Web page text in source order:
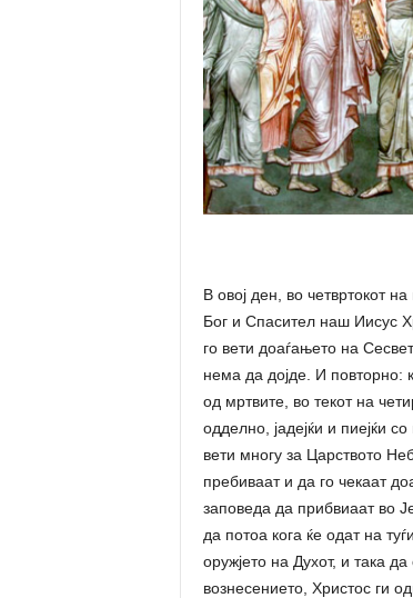
В овој ден, во четвртокот
Бог и Спасител наш Иисус
го вети доаѓањето на
нема да дојде. И повторно:
од мртвите, во текот на
одделно, јадејќи и пиејќи
вети многу за Царството
пребиваат и да го чекаат
заповеда да прибвиаат во
да потоа кога ќе одат на
оружјето на Духот, и така
вознесението, Христос ги